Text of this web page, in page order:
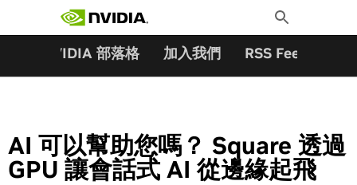
Toggle
Search
NVIDIA 部落格 加入我們 RSS Feeds
AI 可以幫助您嗎？ Square 透過
GPU 讓會話式 AI 從邊緣起飛